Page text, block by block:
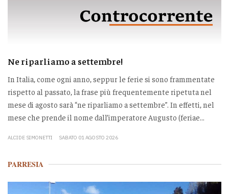
Ne riparliamo a settembre!
In Italia, come ogni anno, seppur le ferie si sono frammentate
rispetto al passato, la frase più frequentemente ripetuta nel
mese di agosto sarà “ne riparliamo a settembre”. In effetti, nel
mese che prende il nome dall’imperatore Augusto (feriae...
ALCIDE SIMONETTI SABATO 01 AGOSTO 2026
PARRESIA